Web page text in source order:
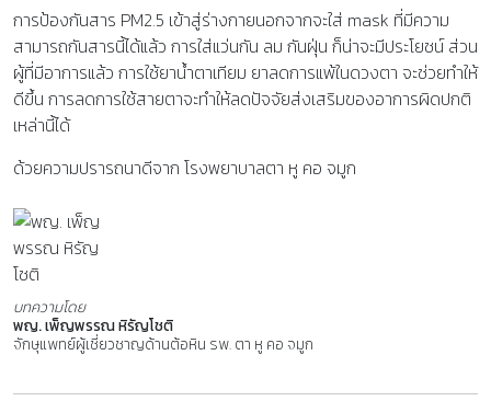
การป้องกันสาร PM2.5 เข้าสู่ร่างกายนอกจากจะใส่ mask ที่มีความ
สามารถกันสารนี้ได้แล้ว การใส่แว่นกัน ลม กันฝุ่น ก็น่าจะมีประโยชน์ ส่วน
ผู้ที่มีอาการแล้ว การใช้ยาน้ำตาเทียม ยาลดการแพ้ในดวงตา จะช่วยทำให้
ดีขึ้น การลดการใช้สายตาจะทำให้ลดปัจจัยส่งเสริมของอาการผิดปกติ
เหล่านี้ได้
ด้วยความปรารถนาดีจาก โรงพยาบาลตา หู คอ จมูก
บทความโดย
พญ. เพ็ญพรรณ หิรัญโชติ
จักษุแพทย์ผู้เชี่ยวชาญด้านต้อหิน รพ. ตา หู คอ จมูก